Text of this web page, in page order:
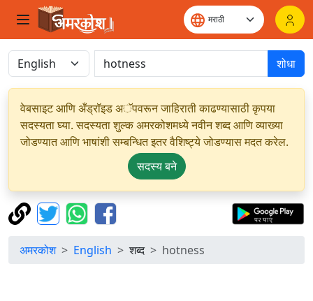
शोधा
वेबसाइट आणि अँड्रॉइड अॅपवरून जाहिराती काढण्यासाठी कृपया
सदस्यता घ्या. सदस्यता शुल्क अमरकोशमध्ये नवीन शब्द आणि व्याख्या
जोडण्यात आणि भाषांशी सम्बन्धित इतर वैशिष्ट्ये जोडण्यास मदत करेल.
सदस्य बने
अमरकोश English शब्द hotness